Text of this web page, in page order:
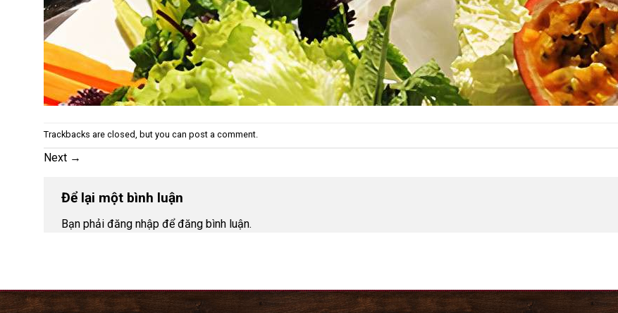
Trackbacks are closed, but you can post a comment
Next →
Để lại một bình luận
Bạn phải đăng nhập để đăng bình luận.